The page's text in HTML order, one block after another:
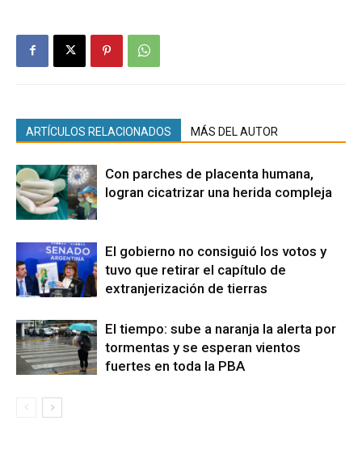
ARTÍCULOS RELACIONADOS MÁS DEL AUTOR
Con parches de placenta humana,
logran cicatrizar una herida compleja
El gobierno no consiguió los votos y
tuvo que retirar el capítulo de
extranjerización de tierras
El tiempo: sube a naranja la alerta por
tormentas y se esperan vientos
fuertes en toda la PBA